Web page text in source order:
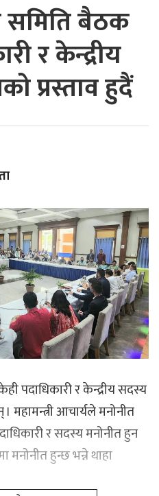
समिति बैठक
र केन्द्रीय
प्रस्ताव हुदैं
पदाधिकारी र केन्द्रीय सदस्य
महामन्त्री आचार्यले मनोनीत
र सदस्य मनोनीत हुन
हुन्छ भन्ने थाहा